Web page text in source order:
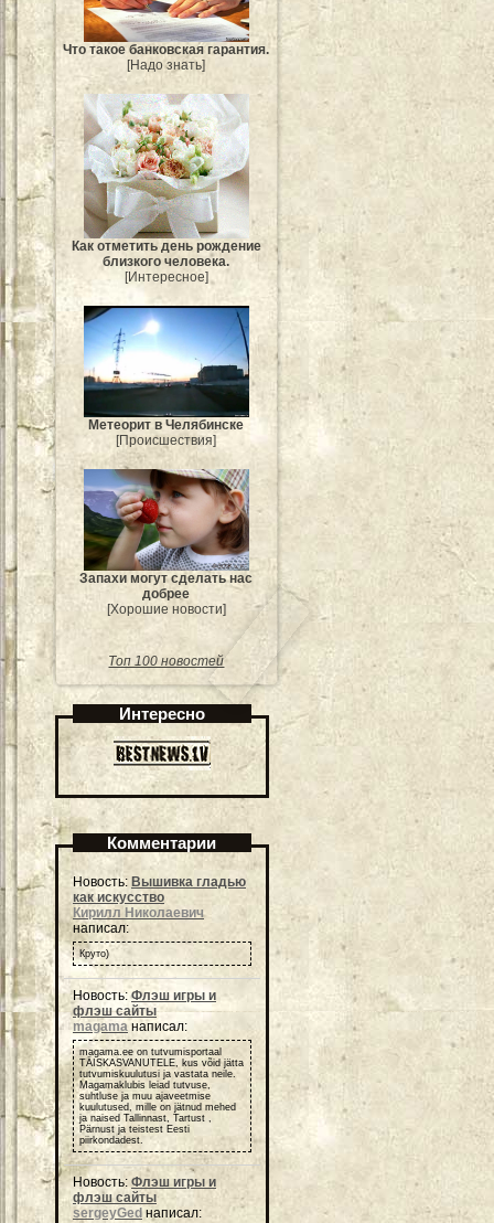
Что такое банковская гарантия.
[Надо знать]
Как отметить день рождение
близкого человека.
[Интересное]
Метеорит в Челябинске
[Происшествия]
Запахи могут сделать нас
добрее
[Хорошие новости]
Топ 100 новостей
Интересно
Комментарии
Новость: Вышивка гладью
как искусство
Кирилл Николаевич
написал:
Круто)
Новость:Флэш игры и
флэш сайты
magama написал:
magama.ee on tutvumisportaal
TÄISKASVANUTELE, kus võid jätta
tutvumiskuulutusi ja vastata neile.
Magamaklubis leiad tutvuse,
suhtluse ja muu ajaveetmise
kuulutused, mille on jätnud mehed
ja naised Tallinnast, Tartust ,
Pärnust ja teistest Eesti
piirkondadest.
Новость: Флэш игры и
флэш сайты
sergeyGed написал: